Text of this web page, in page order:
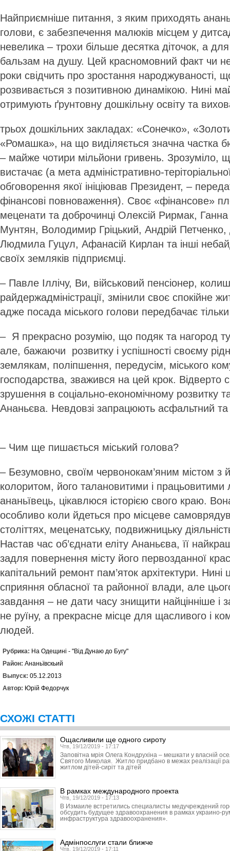
Найприємніше питання, з яким приходять
голови, є забезпечення малюків місцем у
невелика – трохи більше десятка діточок, а
бальзам на душу. Цей красномовний факт чи
роки свідчить про зростання народжуваності,
розвивається з позитивною динамікою. Нині
отримують ґрунтовну дошкільну освіту та
трьох дошкільних закладах: «Сонечко»,
«Ромашка», на що виділяється значна частка
– майже чотири мільйони гривень. Зрозуміло,
вистачає (а мета адміністративно-
обговорення якої ініціював Президент, –
фінансові повноваження). Своє «фінансове»
меценати та доброчинці Олексій Рирмак,
Мунтян, Володимир Гріць­кий, Анд­рій
Людмила Гуцул, Афанасій Кирлан та інші
своїх земляків підприємці.
– Павле Іллічу, Ви, військовий пенсіонер,
райдержадміністрації, змінили своє спокійне
адже посада міського голови передбачає
– Я прекрасно розумію, що подяк та нагород
але, бажаючи розвитку і успішності своєму
землякам, поліпшення, передусім, міського
господарства, зважився на цей крок. Відверто
зрушення в соціально-економічному розвитку
Ананьєва. Невдовзі запрацюють асфальтний
– Чим ще пишається міський голова?
– Безумовно, своїм червонокам’яним містом з
колоритом, його талановитими і
ананьївець, цікавлюся історією свого краю.
особливо коли йдеться про місцеве
століттях, меценатську, подвижницьку
Настав час об’єднати еліту Ананьєва, її
задля повернення місту його первозданної
капітальний ремонт пам’яток архітектури. Нині
сприяння обласної та районної влади, але
завдання – не дати часу знищити найцінніше і
не руїну, а прекрасне місце для щасливого і
людей.
Рубрика: На Одещині - "Від Дунаю до Бугу"
Район: Ананьївскьий
Выпуск: 05.12.2013
Автор: Юрій Федорчук
СХОЖІ СТАТТІ
Ощасливили ще одного сироту
Чтв, 19/12/2019 - 17:17
Заповітна мрія Олега Кондрухіна – мешкати у власній
Святого Миколая. Житло придбано в межах реалізації
житлом дітей-сиріт та дітей
В рамках международного проекта
Чтв, 19/12/2019 - 17:13
В Измаиле встретились специалисты медучреждений
обсудить будущее здравоохранения в рамках украино-
инфраструктура здравоохранения».
Адмінпослуги стали ближче
Чтв, 19/12/2019 - 17:11